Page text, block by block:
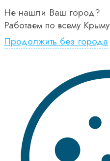
Не нашли Ваш город?
Работаем по всему Крыму
Продолжить без города